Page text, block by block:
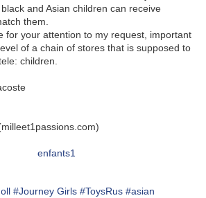
and Asian children can receive
them.
for your attention to my request, important
of a chain of stores that is supposed to
children.
#Journey Girls #ToysRus #asian